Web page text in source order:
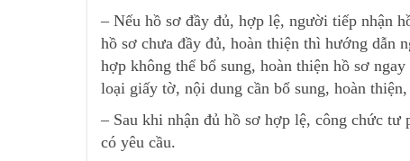
– Nếu hồ sơ đầy đủ, hợp lệ, người tiếp nhận
hồ sơ chưa đầy đủ, hoàn thiện thì hướng dẫn
hợp không thể bổ sung, hoàn thiện hồ sơ
loại giấy tờ, nội dung cần bổ sung, hoàn
– Sau khi nhận đủ hồ sơ hợp lệ, công chức
có yêu cầu.